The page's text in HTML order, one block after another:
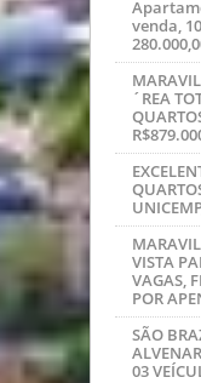
venda,
´REA
VISTA
VAGAS,
POR
SÃO
03